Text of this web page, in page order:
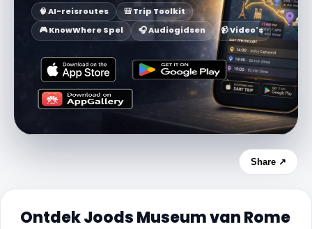
🧠 AI-reisroutes
🎒 Trip Toolkit
🎮 KnowWhere Spel
🎧 Audiogidsen 📹 Video's
Share ↗
Ontdek Joods Museum van Rome